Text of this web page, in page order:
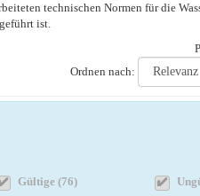
technischen Normen für die
ist.
Ordnen nach:
Gültige (76)